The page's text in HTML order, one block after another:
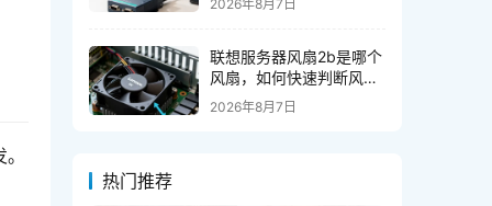
2026年8月7日
联想服务器风扇2b是哪个
风扇，如何快速判断风扇
位置？
2026年8月7日
热门推荐